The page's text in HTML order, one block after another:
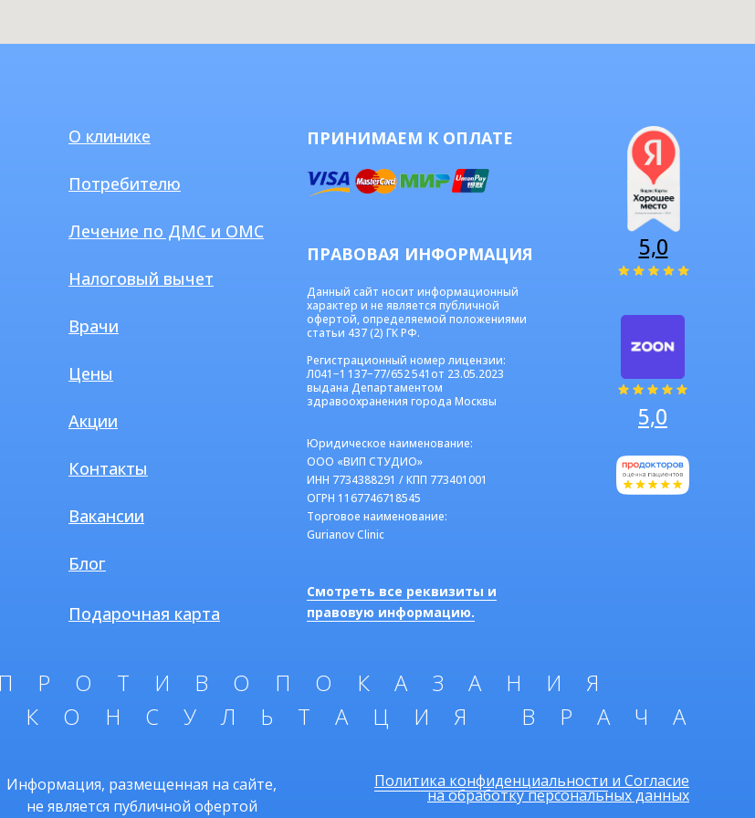
5,0
5,0
ВРАЧА
ПРИНИМАЕМ К ОПЛАТЕ
Политика конфиденциальности и Согласие
на обработку персональных данных
Смотреть все реквизиты и
правовую информацию.
Юридическое наименование:
ООО «ВИП СТУДИО»
ИНН 7734388291 / КПП 773401001
ОГРН 1167746718545
Торговое наименование:
Gurianov Clinic
ПРАВОВАЯ ИНФОРМАЦИЯ
Данный сайт носит информационный
характер и не является публичной
офертой, определяемой положениями
статьи 437 (2) ГК РФ.
Регистрационный номер лицензии:
Л041−1 137−77/652 541от 23.05.2023
выдана Департаментом
здравоохранения города Москвы
О клинике
Лечение по ДМС и ОМС
Налоговый вычет
Врачи
Цены
Вакансии
Потребителю
Акции
Контакты
Подарочная карта
Блог
Информация, размещенная на сайте,
не является публичной офертой